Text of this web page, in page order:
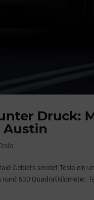
Druck:
Austin
Gebiets sendet Tesla ein
630 Quadratkilometer.